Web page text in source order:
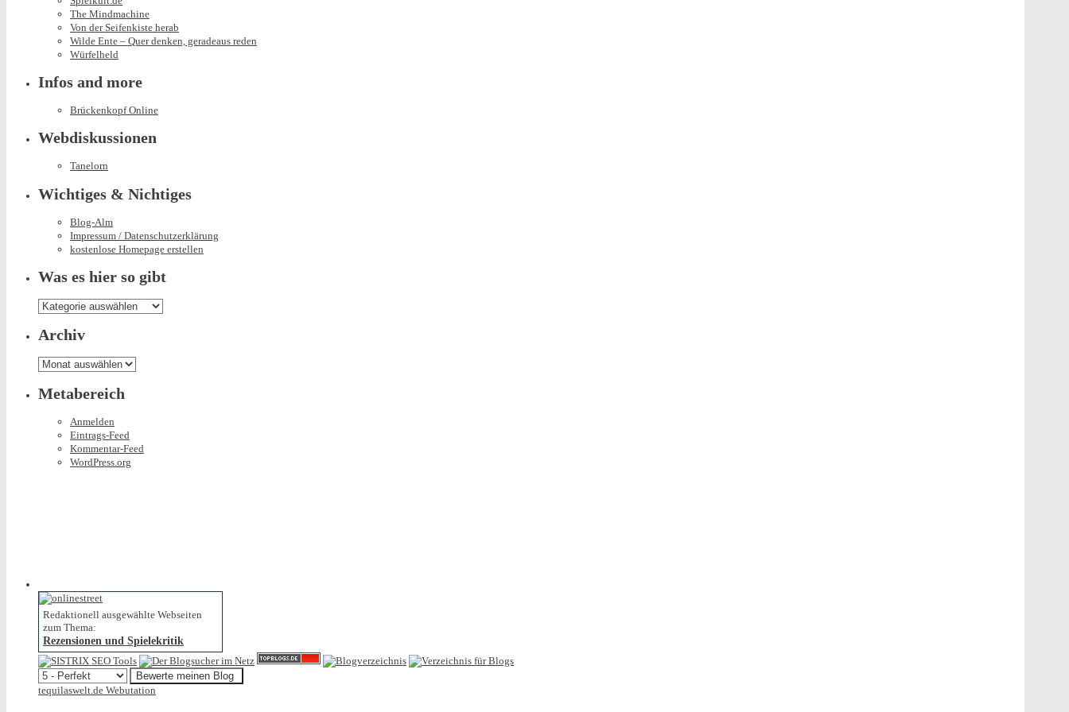
The Mindmachine
Von der Seifenkiste herab
Wilde Ente – Quer denken, geradeaus reden
Würfelheld
Infos and more
Brückenkopf Online
Webdiskussionen
Tanelorn
Wichtiges & Nichtiges
Blog-Alm
Impressum / Datenschutzerklärung
kostenlose Homepage erstellen
Was es hier so gibt
Was
es
hier
so
gibt
Archiv
Archiv
Metabereich
Anmelden
Eintrags-Feed
Kommentar-Feed
WordPress.org
Redaktionell ausgewählte Webseiten
zum Thema:
Rezensionen und Spielekritik
tequilaswelt.de Webutation